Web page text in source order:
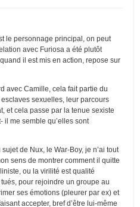
le personnage principal, on peut
avec Furiosa a été plutôt
il est mis en action, repose sur
avec Camille, cela fait partie du
sexuelles, leur parcours
et cela passe par la tenue sexiste
il me semble qu’elles sont
de Nux, le War-Boy, je n’ai tout
sens de montrer comment il quitte
ou la virilité est qualité
pour rejoindre un groupe au
ses émotions (pleurer par ex) et
accepter, bref d’être lui-même